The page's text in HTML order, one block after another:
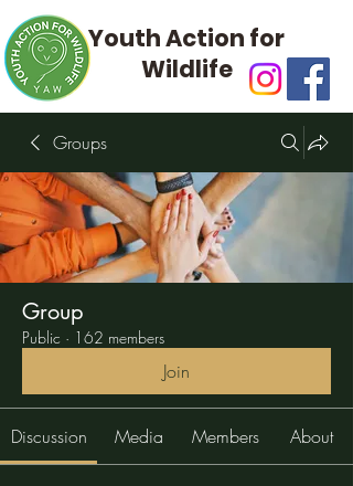
Youth Action for
Wildlife
Groups
Group
Public · 162 members
Join
Discussion Media Members About